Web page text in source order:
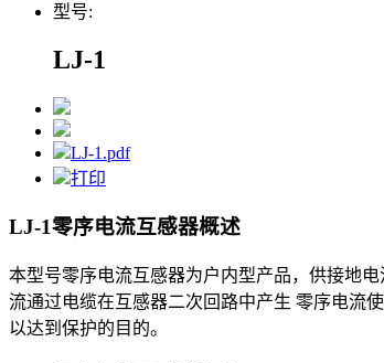
型号:
LJ-1
LJ-1.pdf
打印
LJ-1零序电流互感器概述
本型号零序电流互感器为户内型产品，供接地
流通过电缆在互感器二次回路中产生 零序电流
以达到保护的目的。